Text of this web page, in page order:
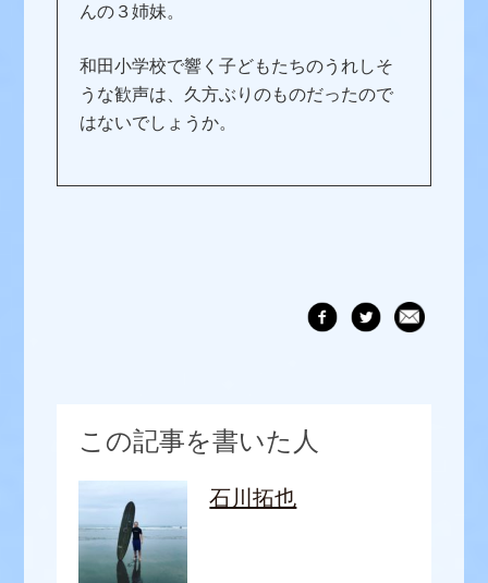
んの３姉妹。
和田小学校で響く子どもたちのうれしそ
うな歓声は、久方ぶりのものだったので
はないでしょうか。
この記事を書いた人
石川拓也